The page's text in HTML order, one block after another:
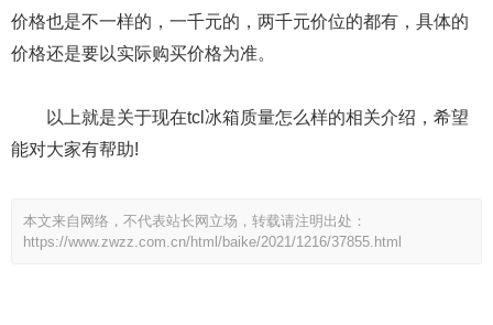
价格也是不一样的，一千元的，两千元价位的都有，具体的
价格还是要以实际购买价格为准。
以上就是关于现在tcl冰箱质量怎么样的相关介绍，希望
能对大家有帮助!
本文来自网络，不代表站长网立场，转载请注明出处：
https://www.zwzz.com.cn/html/baike/2021/1216/37855.html